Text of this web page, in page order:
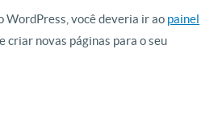
WordPress, você deveria ir ao painel
criar novas páginas para o seu